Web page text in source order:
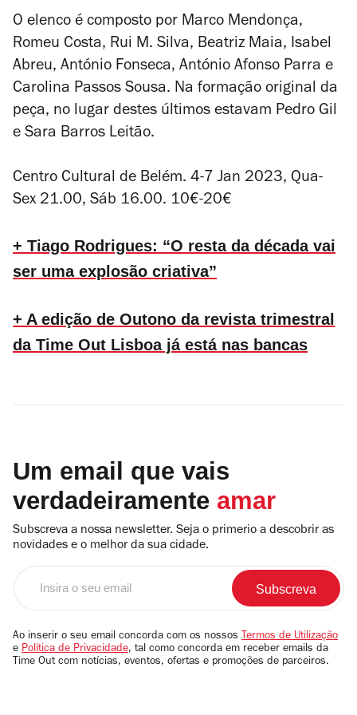
O elenco é composto por Marco Mendonça,
Romeu Costa, Rui M. Silva, Beatriz Maia, Isabel
Abreu, António Fonseca, António Afonso Parra e
Carolina Passos Sousa. Na formação original da
peça, no lugar destes últimos estavam Pedro Gil
e Sara Barros Leitão.
Centro Cultural de Belém. 4-7 Jan 2023, Qua-
Sex 21.00, Sáb 16.00. 10€-20€
+ Tiago Rodrigues: “O resta da década vai
ser uma explosão criativa”
+ A edição de Outono da revista trimestral
da Time Out Lisboa já está nas bancas
Um email que vais
verdadeiramente amar
Subscreva a nossa newsletter. Seja o primerio a descobrir as
novidades e o melhor da sua cidade.
email
Ao inserir o seu email concorda com os nossos Termos de Utilização
e Política de Privacidade, tal como concorda em receber emails da
Time Out com notícias, eventos, ofertas e promoções de parceiros.